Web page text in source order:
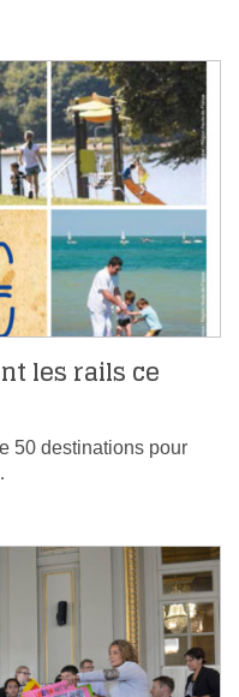
les rails ce
50 destinations pour